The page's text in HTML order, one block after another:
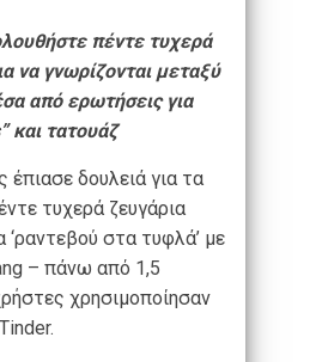
πέντε τυχερά
να γνωρίζονται μεταξύ
από ερωτήσεις για
και τατουάζ
δουλειά για τα
τυχερά ζευγάρια
στα τυφλά’ με
– πάνω από 1,5
χρησιμοποίησαν